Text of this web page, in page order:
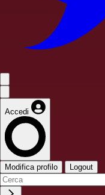
Accedi
Modifica profilo Logout